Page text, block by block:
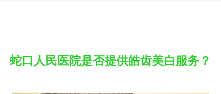
蛇口人民医院是否提供皓齿美白服务？